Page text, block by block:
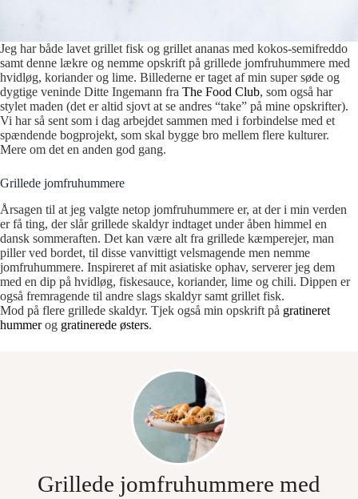
Jeg har både lavet grillet fisk og grillet ananas med kokos-semifreddo
samt denne lækre og nemme opskrift på grillede jomfruhummere med
hvidløg, koriander og lime. Billederne er taget af min super søde og
dygtige veninde Ditte Ingemann fra The Food Club, som også har
stylet maden (det er altid sjovt at se andres “take” på mine opskrifter).
Vi har så sent som i dag arbejdet sammen med i forbindelse med et
spændende bogprojekt, som skal bygge bro mellem flere kulturer.
Mere om det en anden god gang.
Grillede jomfruhummere
Årsagen til at jeg valgte netop jomfruhummere er, at der i min verden
er få ting, der slår grillede skaldyr indtaget under åben himmel en
dansk sommeraften. Det kan være alt fra grillede kæmperejer, man
piller ved bordet, til disse vanvittigt velsmagende men nemme
jomfruhummere. Inspireret af mit asiatiske ophav, serverer jeg dem
med en dip på hvidløg, fiskesauce, koriander, lime og chili. Dippen er
også fremragende til andre slags skaldyr samt grillet fisk.
Mod på flere grillede skaldyr. Tjek også min opskrift på gratineret
hummerog gratinerede østers.
Grillede jomfruhummere med